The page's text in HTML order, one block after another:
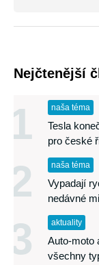
Nejčtenější
1 naša téma
Tesla
pro české
2 naša téma
Vypadají
nedávné
3 aktuality
Auto-moto
všechny